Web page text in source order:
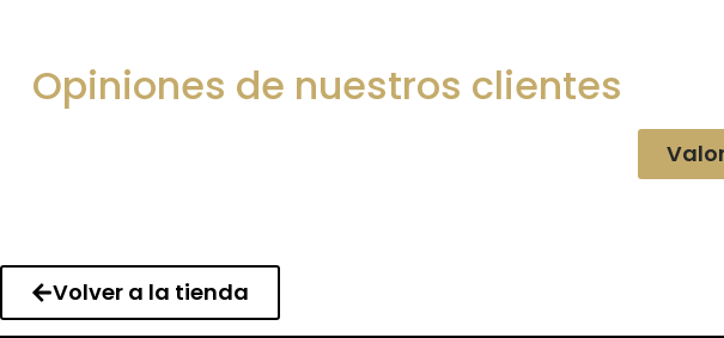
Opiniones de nuestros clientes
Volver a la tienda